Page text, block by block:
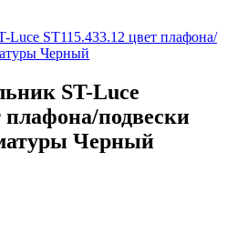
ST-Luce
плафона/подвески
Черный